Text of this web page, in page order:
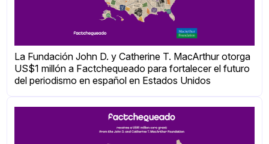
La Fundación John D. y Catherine T. MacArthur otorga
US$1 millón a Factchequeado para fortalecer el futuro
del periodismo en español en Estados Unidos